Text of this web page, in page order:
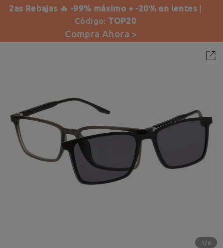
2as Rebajas 🔥 -99% máximo + -20% en lentes |
Código:TOP20
Compra Ahora >
1/6